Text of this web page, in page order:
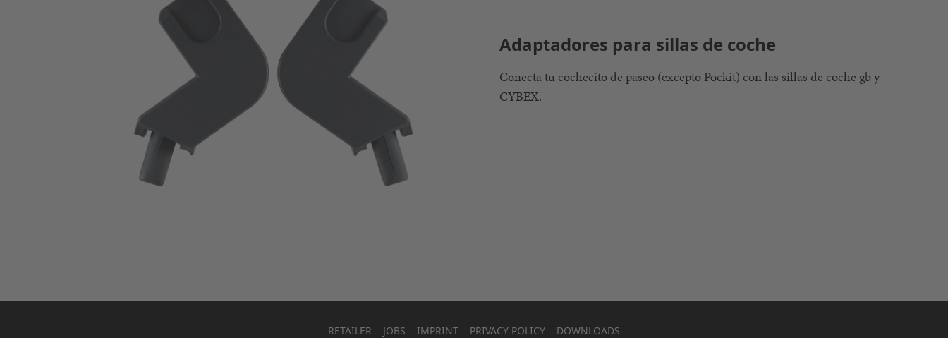
Adaptadores para sillas de coche
Conecta tu cochecito de paseo (excepto Pockit) con las sillas de coche gb y
CYBEX.
RETAILER JOBS IMPRINT PRIVACY POLICY DOWNLOADS